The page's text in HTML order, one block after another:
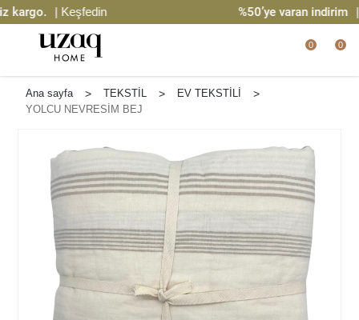
| Keşfedin %50’ye varan indirim |
0 0
Ana sayfa > TEKSTİL > EV TEKSTİLİ >
YOLCU NEVRESİM BEJ